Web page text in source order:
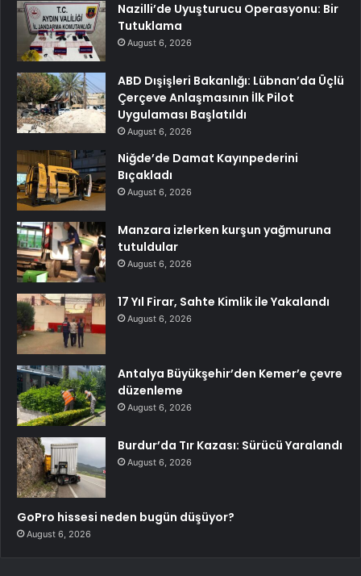
Nazilli’de Uyuşturucu Operasyonu: Bir
Tutuklama
August 6, 2026
ABD Dışişleri Bakanlığı: Lübnan’da Üçlü
Çerçeve Anlaşmasının İlk Pilot
Uygulaması Başlatıldı
August 6, 2026
Niğde’de Damat Kayınpederini
Bıçakladı
August 6, 2026
Manzara izlerken kurşun yağmuruna
tutuldular
August 6, 2026
17 Yıl Firar, Sahte Kimlik ile Yakalandı
August 6, 2026
Antalya Büyükşehir’den Kemer’e çevre
düzenleme
August 6, 2026
Burdur’da Tır Kazası: Sürücü Yaralandı
August 6, 2026
GoPro hissesi neden bugün düşüyor?
August 6, 2026